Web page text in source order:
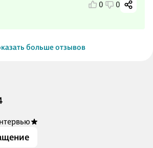
0 0
больше отзывов